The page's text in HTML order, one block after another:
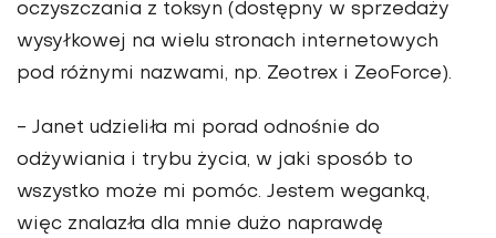
oczyszczania z toksyn (dostępny w sprzedaży
wysyłkowej na wielu stronach internetowych
pod różnymi nazwami, np. Zeotrex i ZeoForce).
- Janet udzieliła mi porad odnośnie do
odżywiania i trybu życia, w jaki sposób to
wszystko może mi pomóc. Jestem weganką,
więc znalazła dla mnie dużo naprawdę